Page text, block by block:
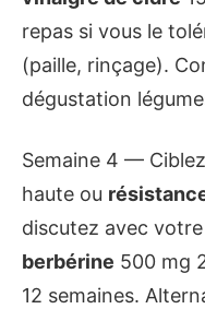
repas si vous le
(paille, rinçage).
dégustation
Semaine 4 —
haute ou
discutez avec votre
berbérine 500 mg
12 semaines.